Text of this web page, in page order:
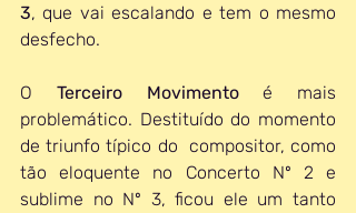
3, que vai escalando e tem o mesmo
desfecho.
O Terceiro Movimento é mais
problemático. Destituído do momento
de triunfo típico do  compositor, como
tão eloquente no Concerto Nº 2 e
sublime no Nº 3, ficou ele um tanto